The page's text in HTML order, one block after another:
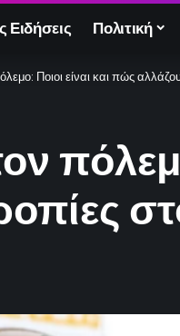
Ειδήσεις Πολιτική
Ποιοι είναι και πώς